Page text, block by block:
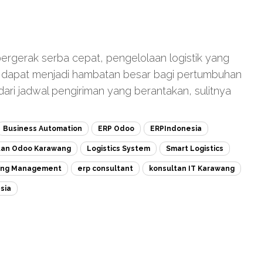
serba cepat, pengelolaan logistik yang
dapat menjadi hambatan besar bagi pertumbuhan
jadwal pengiriman yang berantakan, sulitnya
Business Automation ERP Odoo ERPIndonesia
Odoo Karawang Logistics System Smart Logistics
Management erp consultant konsultan IT Karawang